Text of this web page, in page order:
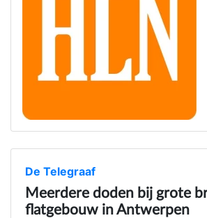
De Telegraaf
Meerdere doden bij grote
flatgebouw in Antwerpen